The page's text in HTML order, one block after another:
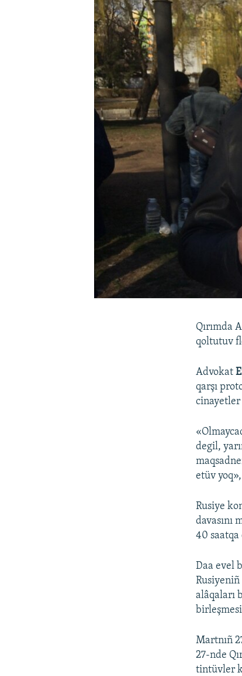
Qırımda
qoltutuv
Advokat
qarşı
cinayetler
degil,
etüv
Rusiye
davasını
40
Daa evel
alâqaları
Martnıñ
27-nde
tintüvler